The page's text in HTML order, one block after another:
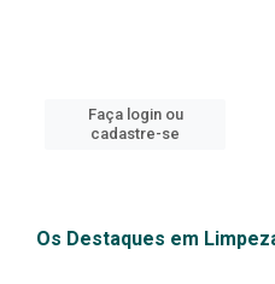
Faça login ou
cadastre-se
Os Destaques em